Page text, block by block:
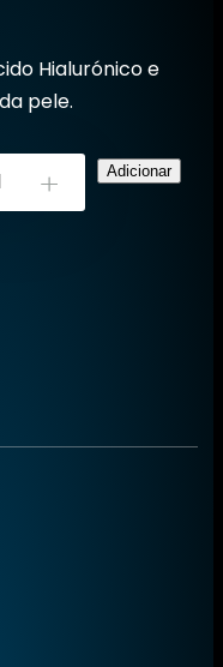
de
Hialurónico e
pele.
Adicionar